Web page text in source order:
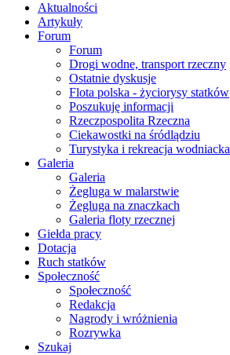
Aktualności
Artykuły
Forum
Forum
Drogi wodne, transport rzeczny
Ostatnie dyskusje
Flota polska - życiorysy statków
Poszukuję informacji
Rzeczpospolita Rzeczna
Ciekawostki na śródlądziu
Turystyka i rekreacja wodniacka
Galeria
Galeria
Żegluga w malarstwie
Żegluga na znaczkach
Galeria floty rzecznej
Giełda pracy
Dotacja
Ruch statków
Społeczność
Społeczność
Redakcja
Nagrody i wróżnienia
Rozrywka
Szukaj